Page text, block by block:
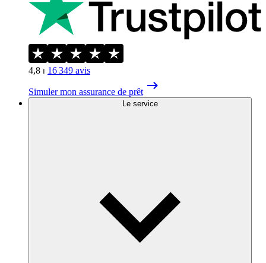
4,8 ⏐ 16 349 avis
Simuler mon assurance de prêt
Le service